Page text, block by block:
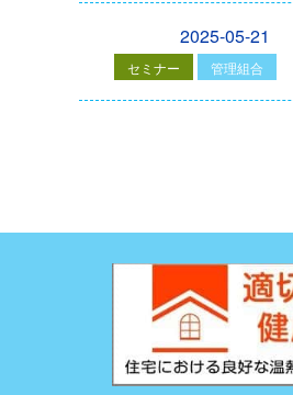
2025-05-21
セミナー 管理組合